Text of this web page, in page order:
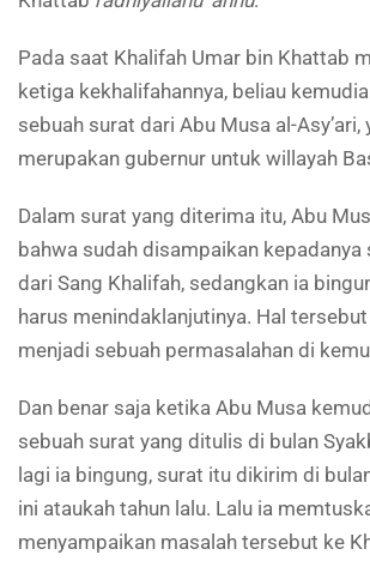
Pada saat Khalifah Umar bin Khattab
ketiga kekhalifahannya, beliau
sebuah surat dari Abu Musa al-Asy’ari,
merupakan gubernur untuk willayah
Dalam surat yang diterima itu, Abu
bahwa sudah disampaikan kepadanya
dari Sang Khalifah, sedangkan ia
harus menindaklanjutinya. Hal
menjadi sebuah permasalahan di
Dan benar saja ketika Abu Musa
sebuah surat yang ditulis di bulan
lagi ia bingung, surat itu dikirim di
ini ataukah tahun lalu. Lalu ia
menyampaikan masalah tersebut ke